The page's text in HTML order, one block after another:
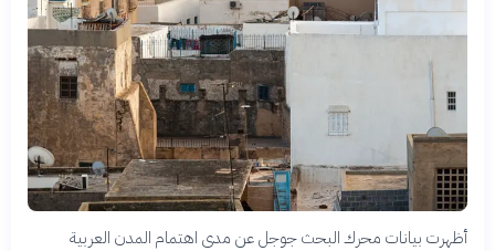
أظهرت بيانات محرك البحث جوجل عن مدى اهتمام المدن العربية